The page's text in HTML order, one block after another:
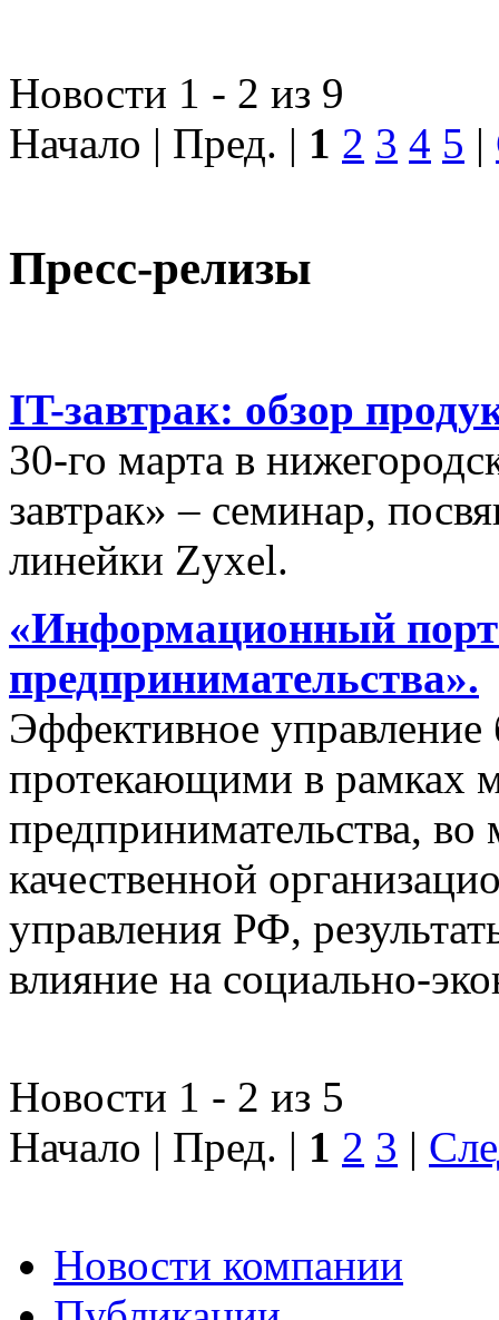
Новости 1 - 2 из 9
Начало | Пред. | 1 2 3 4 5 |
Пресс-релизы
IT-завтрак: обзор
30-го марта в
завтрак» – семинар,
линейки Zyxel.
«Информационный
предпринимательства».
Эффективное управление
протекающими в рамках
предпринимательства,
качественной
управления РФ,
влияние на социально-
Новости 1 - 2 из 5
Начало | Пред. | 1 2 3 |
Новости компании